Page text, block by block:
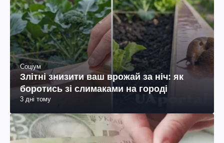
Соціум
Злітні знизити ваш врожай за ніч: як
боротись зі слимаками на городі
3 дні тому